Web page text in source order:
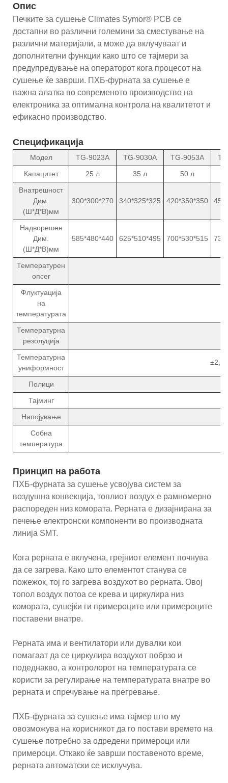
Опис
Печките за сушење Climates Symor® PCB се
достапни во различни големини за сместување на
различни материјали, а може да вклучуваат и
дополнителни функции како што се тајмери ​​за
предупредување на операторот кога процесот на
сушење ќе заврши. ПХБ-фурната за сушење е
важна алатка во современото производство на
електроника за оптимална контрола на квалитетот и
ефикасно производство.
Спецификација
Модел TG-9023A TG-9030A TG-9053A
Капацитет
25 л 35 л 50 л
Внатрешност
Дим.
(Ш*Д*В)мм
300*300*270 340*325*325 420*350*350
Надворешен
Дим.
(Ш*Д*В)мм
585*480*440 625*510*495 700*530*515
Температурен
опсег
Флуктуација
на
температурата
Температурна
резолуција
Температурна
униформност
Полици
Тајминг
Напојување
Собна
температура
Принцип на работа
ПХБ-фурната за сушење усвојува систем за
воздушна конвекција, топлиот воздух е рамномерно
распореден низ комората. Рерната е дизајнирана за
печење електронски компоненти во производната
линија SMT.
Кога рерната е вклучена, грејниот елемент почнува
да се загрева. Како што елементот станува се
пожежок, тој го загрева воздухот во рерната. Овој
топол воздух потоа се крева и циркулира низ
комората, сушејќи ги примероците или примероците
поставени внатре.
Рерната има и вентилатори или дувалки кои
помагаат да се циркулира воздухот побрзо и
подеднакво, а контролорот на температурата се
користи за регулирање на температурата внатре во
рерната и спречување на прегревање.
ПХБ-фурната за сушење има тајмер што му
овозможува на корисникот да го постави времето на
сушење потребно за одредени примероци или
примероци. Откако ќе заврши поставеното време,
рерната автоматски се исклучува.